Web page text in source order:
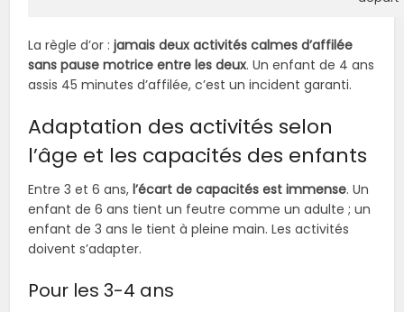
La règle d’or :jamais deux activités calmes d’affilée
sans pause motrice entre les deux. Un enfant de 4 ans
assis 45 minutes d’affilée, c’est un incident garanti.
Adaptation des activités selon
l’âge et les capacités des enfants
Entre 3 et 6 ans,l’écart de capacités est immense. Un
enfant de 6 ans tient un feutre comme un adulte ; un
enfant de 3 ans le tient à pleine main. Les activités
doivent s’adapter.
Pour les 3-4 ans